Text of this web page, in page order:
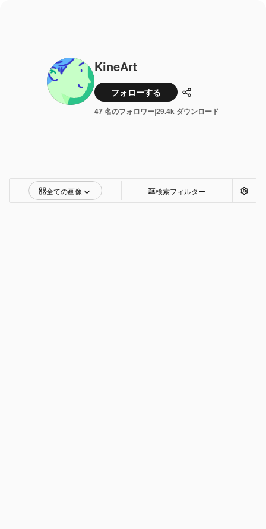
KineArt
フォローする 共有
47 名のフォロワー|29.4k ダウンロード
全ての画像 検索フィルター